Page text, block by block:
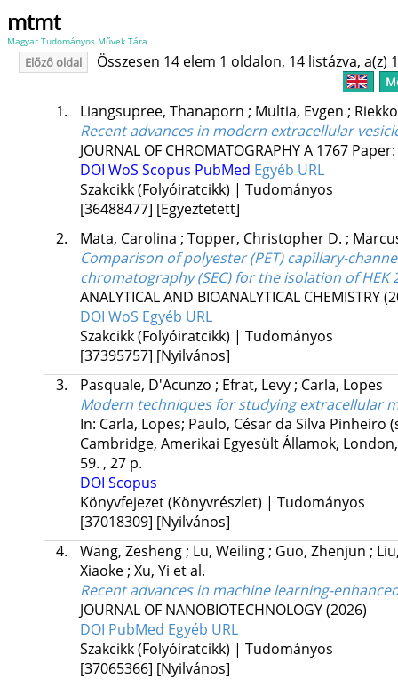
mtmt
Magyar Tudományos Művek Tára
Előző oldal Összesen 14 elem 1 oldalon, 14 listázva, a(z)
1. Liangsupree, Thanaporn ; Multia, Evgen ;
Recent advances in modern extracellular
JOURNAL OF CHROMATOGRAPHY A 1767
DOI WoS Scopus PubMed Egyéb URL
Szakcikk (Folyóiratcikk) | Tudományos
[36488477] [Egyeztetett]
2.
Mata, Carolina ; Topper, Christopher D. ;
Comparison of polyester (PET) capillary-
chromatography (SEC) for the isolation of HEK
ANALYTICAL AND BIOANALYTICAL CHEMISTRY
DOI WoS Egyéb URL
Szakcikk (Folyóiratcikk) | Tudományos
[37395757] [Nyilvános]
3.
Pasquale, D'Acunzo ; Efrat, Levy; Carla, Lopes
Modern techniques for studying extracellular
In: Carla, Lopes; Paulo, César da Silva Pinheiro
Cambridge, Amerikai Egyesült Államok,
59. , 27 p.
DOI Scopus
Könyvfejezet (Könyvrészlet) | Tudományos
[37018309] [Nyilvános]
4.
Wang, Zesheng; Lu, Weiling; Guo, Zhenjun ;
Xiaoke; Xu, Yi et al.
Recent advances in machine learning-
JOURNAL OF NANOBIOTECHNOLOGY(2026)
DOI PubMed Egyéb URL
Szakcikk (Folyóiratcikk) | Tudományos
[37065366] [Nyilvános]